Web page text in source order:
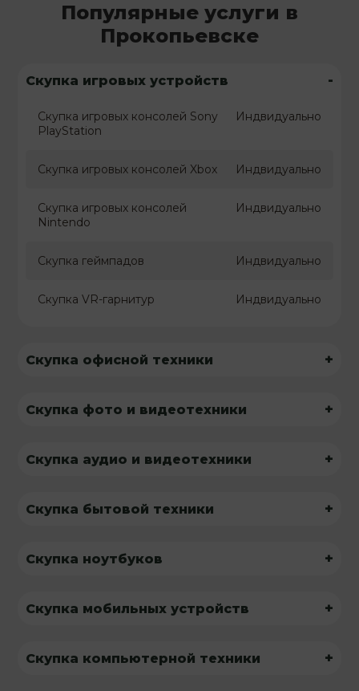
Популярные услуги в
Прокопьевске
Скупка игровых устройств -
Скупка игровых консолей Sony
PlayStation
Индвидуально
Скупка игровых консолей Xbox Индвидуально
Скупка игровых консолей
Nintendo
Индвидуально
Скупка геймпадов Индвидуально
Скупка VR-гарнитур Индвидуально
Скупка офисной техники +
Скупка фото и видеотехники +
Скупка аудио и видеотехники +
Скупка бытовой техники +
Скупка ноутбуков +
Скупка мобильных устройств +
Скупка компьютерной техники +